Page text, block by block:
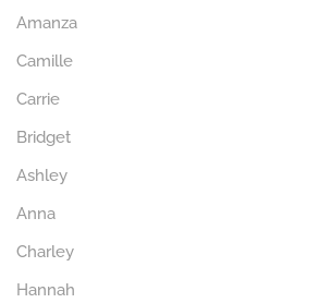
Amanza
Camille
Carrie
Bridget
Ashley
Anna
Charley
Hannah